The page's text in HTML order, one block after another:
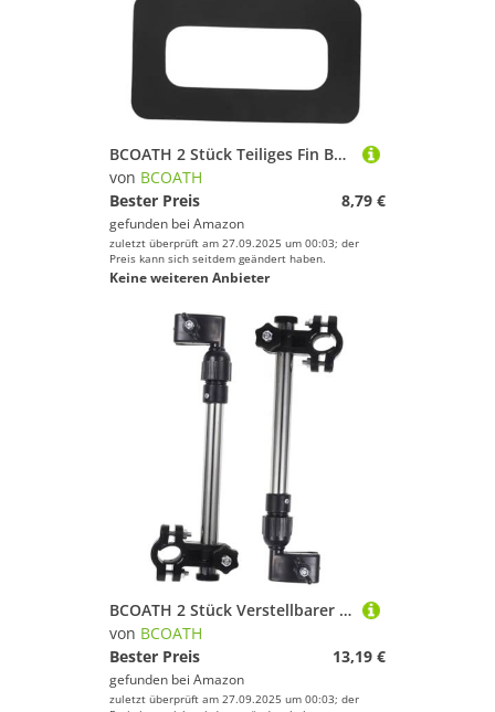
BCOATH 2 Stück Teiliges Fin Box Connector Patch aus Langlebigem PVC für Sup Paddleboards und Surfboards Einfache Montage Optimal für Tail Rudder Slot Verbessert Stabilität und Kontrolle
von BCOATH
Bester Preis
8,79 €
gefunden bei Amazon
zuletzt überprüft am 27.09.2025 um 00:03; der
Preis kann sich seitdem geändert haben.
Keine weiteren Anbieter
BCOATH 2 Stück Verstellbarer Edelstahl Fahrrad Regenschirmhalter für Kinderwagen Strandstuhl UV Schutz Einfache Montage Langlebig und Praktisch
von BCOATH
Bester Preis
13,19 €
gefunden bei Amazon
zuletzt überprüft am 27.09.2025 um 00:03; der